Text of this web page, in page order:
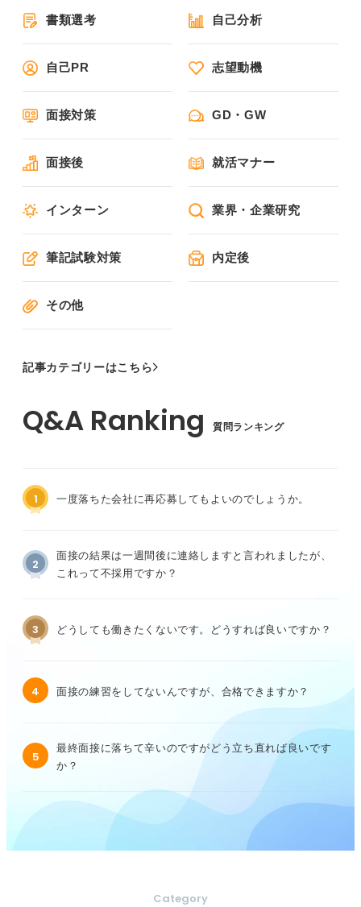
書類選考 自己分析
自己PR 志望動機
面接対策 GD・GW
面接後 就活マナー
インターン 業界・企業研究
筆記試験対策 内定後
その他
記事カテゴリーはこちら
質問ランキング
1 一度落ちた会社に再応募してもよいのでしょうか。
2
面接の結果は一週間後に連絡しますと言われましたが、
これって不採用ですか？
3 どうしても働きたくないです。どうすれば良いですか？
4 面接の練習をしてないんですが、合格できますか？
5
最終面接に落ちて辛いのですがどう立ち直れば良いです
か？
Category